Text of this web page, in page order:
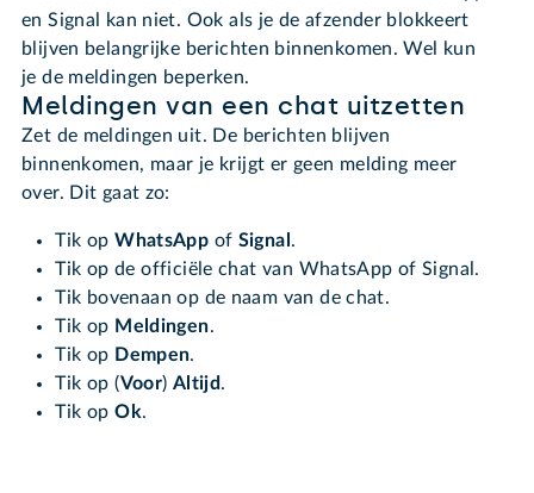
en Signal kan niet. Ook als je de afzender blokkeert
blijven belangrijke berichten binnenkomen. Wel kun
je de meldingen beperken.
Meldingen van een chat uitzetten
Zet de meldingen uit. De berichten blijven
binnenkomen, maar je krijgt er geen melding meer
over. Dit gaat zo:
Tik opWhatsApp of Signal .
Tik op de officiële chat van WhatsApp of Signal.
Tik bovenaan op de naam van de chat.
Tik op Meldingen.
Tik op Dempen.
Tik op (Voor) Altijd.
Tik opOk.